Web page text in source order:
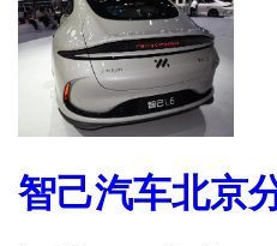
智己汽车北京